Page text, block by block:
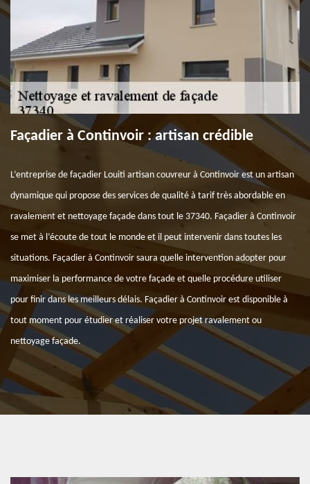
Façadier à Continvoir : artisan crédible
L’entreprise de façadier Louiti artisan couvreur à Continvoir est un artisan
dynamique qui propose des services de qualité à tarif très abordable en
ravalement et nettoyage façade dans tout le 37340. Façadier à Continvoir
se met à l’écoute de tout le monde et il peut intervenir dans toutes les
situations. Façadier à Continvoir saura quelle intervention adopter pour
maximiser la performance de votre façade et quelle procédure utiliser
pour finir dans les meilleurs délais. Façadier à Continvoir est disponible à
tout moment pour étudier et réaliser votre projet ravalement ou
nettoyage façade.